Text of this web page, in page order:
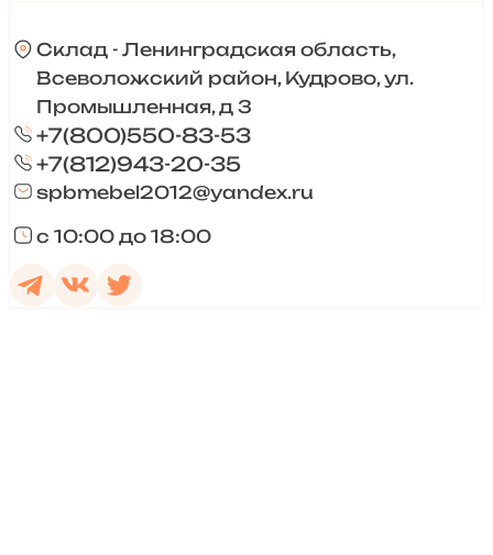
Склад - Ленинградская область,
Всеволожский район, Кудрово, ул.
Промышленная, д 3
+7(800)550-83-53
+7(812)943-20-35
spbmebel2012@yandex.ru
с 10:00 до 18:00